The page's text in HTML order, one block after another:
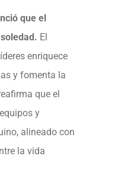
que el
El
enriquece
y fomenta la
que el
y
alineado con
la vida